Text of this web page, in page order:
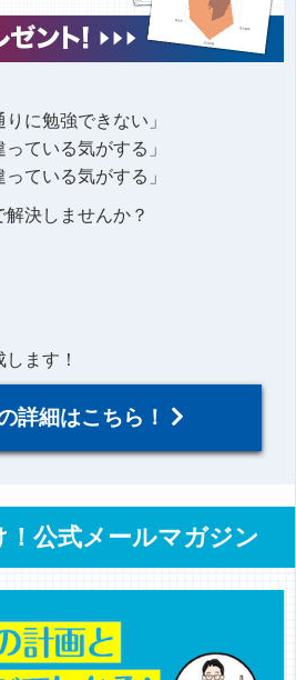
に勉強できない」
ている気がする」
ている気がする」
決しませんか？
ます！
詳細はこちら！
！公式メールマガジン